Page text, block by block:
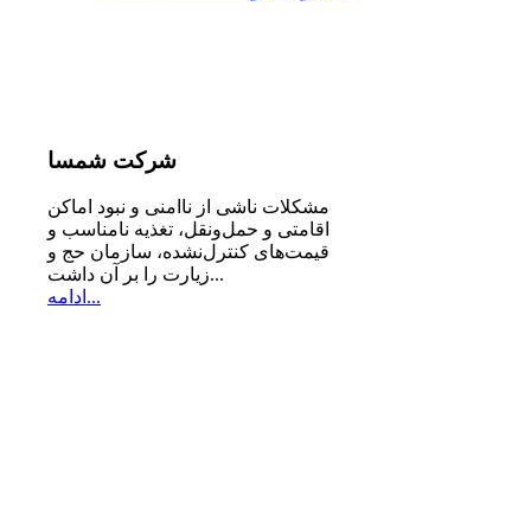
شرکت شمسا
مشكلات ناشی از ناامنی و نبود اماكن
اقامتی و حمل‌ونقل، تغذیه‌ نامناسب و
قیمت‌های كنترل‌نشده، سازمان حج و
زیارت را بر آن داشت...
ادامه...